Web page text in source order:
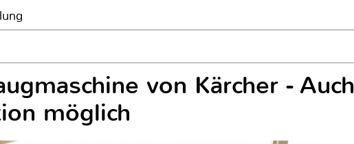
von Kärcher - Auch
möglich